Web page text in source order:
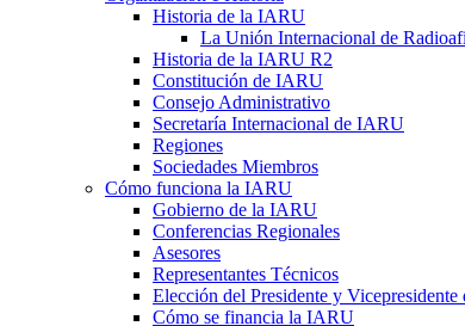
Historia de la IARU
La Unión Internacional de
Historia de la IARU R2
Constitución de IARU
Consejo Administrativo
Secretaría Internacional de IARU
Regiones
Sociedades Miembros
Cómo funciona la IARU
Gobierno de la IARU
Conferencias Regionales
Asesores
Representantes Técnicos
Elección del Presidente y Vicepresidente
Cómo se financia la IARU